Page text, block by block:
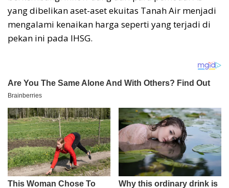
yang dibelikan aset-aset ekuitas Tanah Air menjadi
mengalami kenaikan harga seperti yang terjadi di
pekan ini pada IHSG.